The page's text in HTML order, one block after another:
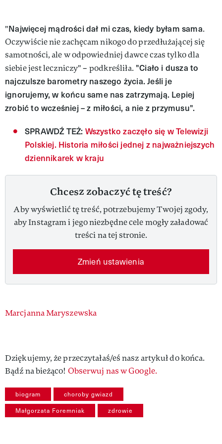
"Najwięcej mądrości dał mi czas, kiedy byłam sama.
Oczywiście nie zachęcam nikogo do przedłużającej się
samotności, ale w odpowiedniej dawce czas tylko dla
siebie jest leczniczy" – podkreśliła. "Ciało i dusza to
najczulsze barometry naszego życia. Jeśli je
ignorujemy, w końcu same nas zatrzymają. Lepiej
zrobić to wcześniej – z miłości, a nie z przymusu".
SPRAWDŹ TEŻ: Wszystko zaczęło się w Telewizji
Polskiej. Historia miłości jednej z najważniejszych
dziennikarek w kraju
Chcesz zobaczyć tę treść?
Aby wyświetlić tę treść, potrzebujemy Twojej zgody,
aby Instagram i jego niezbędne cele mogły załadować
treści na tej stronie.
Zmień ustawienia
Authors
Marcjanna Maryszewska
Dziękujemy, że przeczytałaś/eś nasz artykuł do końca.
Bądź na bieżąco! Obserwuj nas w Google.
biogram choroby gwiazd
Małgorzata Foremniak zdrowie